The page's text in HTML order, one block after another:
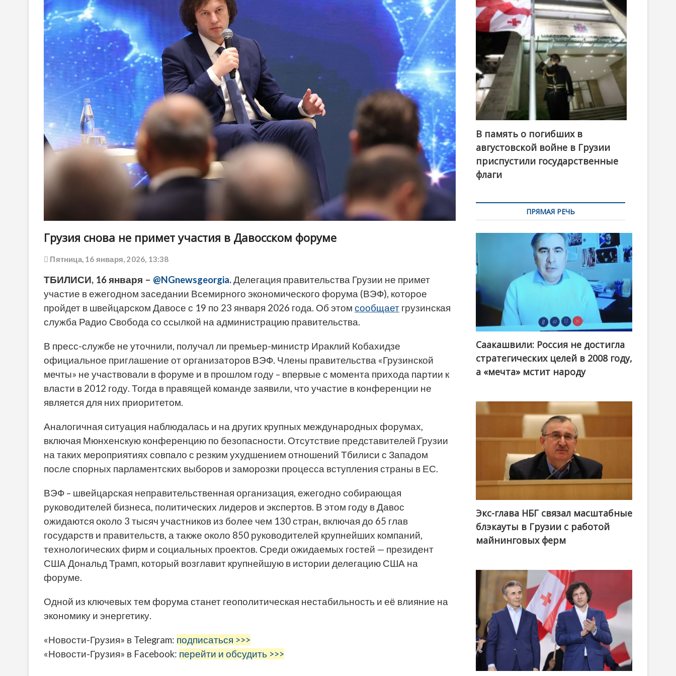
o
n
Грузия снова не примет участия в Давосском форуме
Пятница, 16 января, 2026, 13:38
ТБИЛИСИ, 16 января – @NGnewsgeorgia.Делегация правительства Грузии не примет
участие в ежегодном заседании Всемирного экономического форума (ВЭФ), которое
пройдет в швейцарском Давосе с 19 по 23 января 2026 года. Об этом сообщает грузинская
служба Радио Свобода со ссылкой на администрацию правительства.
В пресс-службе не уточнили, получал ли премьер-министр Ираклий Кобахидзе
официальное приглашение от организаторов ВЭФ. Члены правительства «Грузинской
мечты» не участвовали в форуме и в прошлом году – впервые с момента прихода партии к
власти в 2012 году. Тогда в правящей команде заявили, что участие в конференции не
является для них приоритетом.
Аналогичная ситуация наблюдалась и на других крупных международных форумах,
включая Мюнхенскую конференцию по безопасности. Отсутствие представителей Грузии
на таких мероприятиях совпало с резким ухудшением отношений Тбилиси с Западом
после спорных парламентских выборов и заморозки процесса вступления страны в ЕС.
ВЭФ – швейцарская неправительственная организация, ежегодно собирающая
руководителей бизнеса, политических лидеров и экспертов. В этом году в Давос
ожидаются около 3 тысяч участников из более чем 130 стран, включая до 65 глав
государств и правительств, а также около 850 руководителей крупнейших компаний,
технологических фирм и социальных проектов. Среди ожидаемых гостей — президент
США Дональд Трамп, который возглавит крупнейшую в истории делегацию США на
форуме.
Одной из ключевых тем форума станет геополитическая нестабильность и её влияние на
экономику и энергетику.
«Новости-Грузия» в Telegram: подписаться >>>
«Новости-Грузия» в Facebook: перейти и обсудить >>>
В память о погибших в
августовской войне в Грузии
приспустили государственные
флаги
ПРЯМАЯ РЕЧЬ
Саакашвили: Россия не достигла
стратегических целей в 2008 году,
а «мечта» мстит народу
Экс-глава НБГ связал масштабные
блэкауты в Грузии с работой
майнинговых ферм